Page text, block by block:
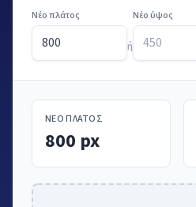
Νέο πλάτος
ή
Νέο ύψος
ΝΈΟ ΠΛΆΤΟΣ
800 px